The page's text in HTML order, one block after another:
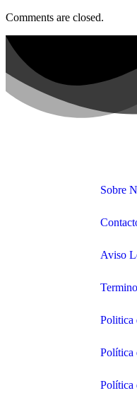
Comments are closed.
Sobre
Aviso
Politica
Política
Política